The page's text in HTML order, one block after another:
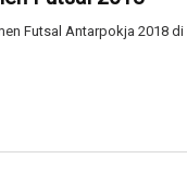
Futsal Antarpokja 2018 di